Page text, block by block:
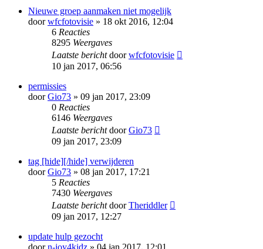
Nieuwe groep aanmaken niet mogelijk
doorwfcfotovisie » 18 okt 2016, 12:04
6 Reacties
8295 Weergaves
Laatste berichtdoorwfcfotovisie
10 jan 2017, 06:56
permissies
doorGio73 » 09 jan 2017, 23:09
0 Reacties
6146 Weergaves
Laatste berichtdoorGio73
09 jan 2017, 23:09
tag [hide][/hide] verwijderen
doorGio73 » 08 jan 2017, 17:21
5 Reacties
7430 Weergaves
Laatste berichtdoorTheriddler
09 jan 2017, 12:27
update hulp gezocht